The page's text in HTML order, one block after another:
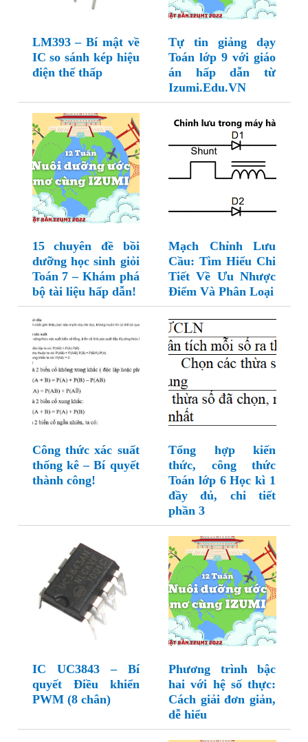
LM393 – Bí mật về
IC so sánh kép hiệu
điện thế thấp
Tự tin giảng dạy
Toán lớp 9 với giáo
án hấp dẫn từ
Izumi.Edu.VN
15 chuyên đề bồi
dưỡng học sinh giỏi
Toán 7 – Khám phá
bộ tài liệu hấp dẫn!
Mạch Chỉnh Lưu
Cầu: Tìm Hiểu Chi
Tiết Về Ưu Nhược
Điểm Và Phân Loại
Công thức xác suất
thống kê – Bí quyết
thành công!
Tổng hợp kiến
thức, công thức
Toán lớp 6 Học kì 1
đầy đủ, chi tiết
phần 3
IC UC3843 – Bí
quyết Điều khiển
PWM (8 chân)
Phương trình bậc
hai với hệ số thực:
Cách giải đơn giản,
dễ hiểu